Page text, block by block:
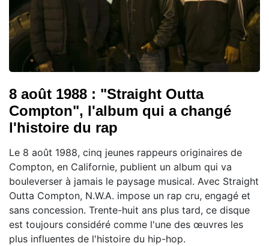
8 août 1988 : "Straight Outta
Compton", l'album qui a changé
l'histoire du rap
Le 8 août 1988, cinq jeunes rappeurs originaires de
Compton, en Californie, publient un album qui va
bouleverser à jamais le paysage musical. Avec Straight
Outta Compton, N.W.A. impose un rap cru, engagé et
sans concession. Trente-huit ans plus tard, ce disque
est toujours considéré comme l'une des œuvres les
plus influentes de l'histoire du hip-hop.